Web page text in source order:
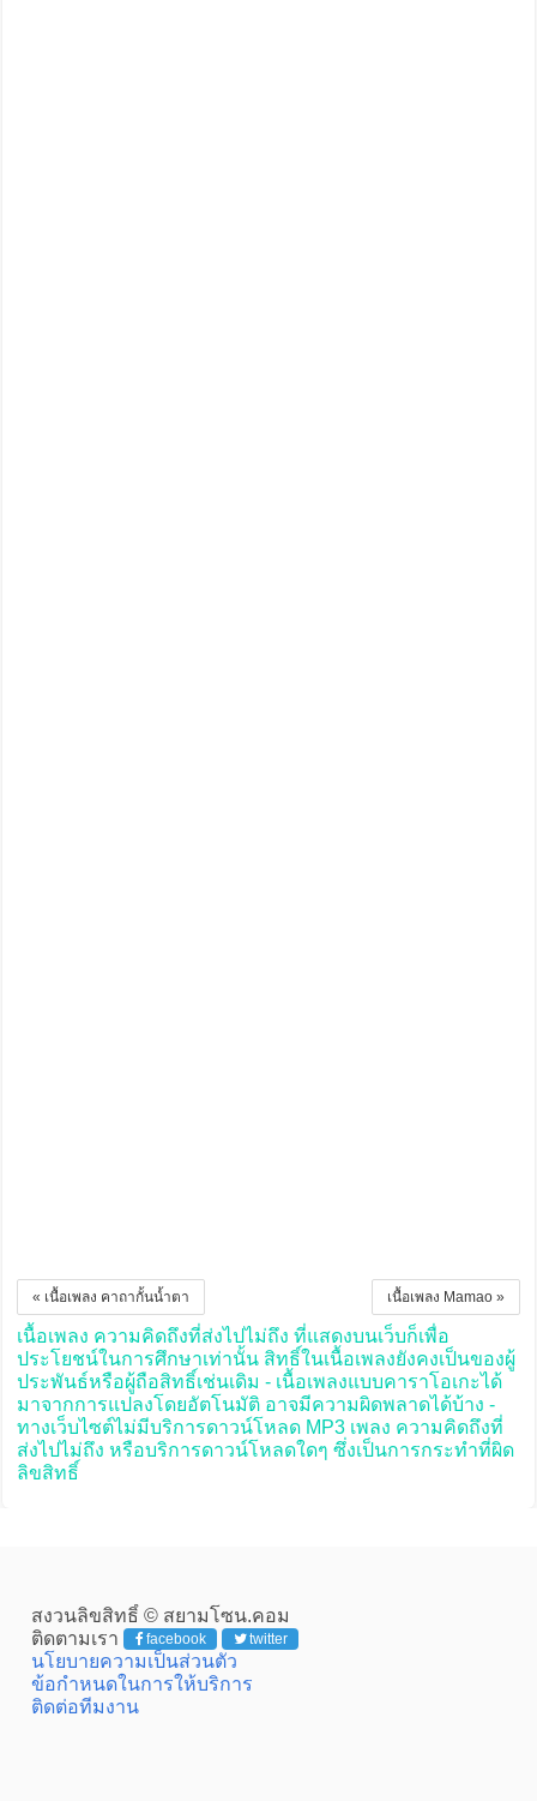
เนื้อเพลง Mamao »
« เนื้อเพลง คาถากั้นน้ำตา
เนื้อเพลง ความคิดถึงที่ส่งไปไม่ถึง ที่แสดงบนเว็บก็เพื่อ
ประโยชน์ในการศึกษาเท่านั้น สิทธิ์ในเนื้อเพลงยังคงเป็นของผู้
ประพันธ์หรือผู้ถือสิทธิ์เช่นเดิม - เนื้อเพลงแบบคาราโอเกะได้
มาจากการแปลงโดยอัตโนมัติ อาจมีความผิดพลาดได้บ้าง -
ทางเว็บไซต์ไม่มีบริการดาวน์โหลด MP3 เพลง ความคิดถึงที่
ส่งไปไม่ถึง หรือบริการดาวน์โหลดใดๆ ซึ่งเป็นการกระทำที่ผิด
ลิขสิทธิ์
สงวนลิขสิทธิ์ © สยามโซน.คอม
ติดตามเรา
facebook twitter
นโยบายความเป็นส่วนตัว
ข้อกำหนดในการให้บริการ
ติดต่อทีมงาน